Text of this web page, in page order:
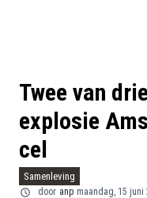
Twee van
explosie
cel
Samenleving
door anp maandag, 15 juni